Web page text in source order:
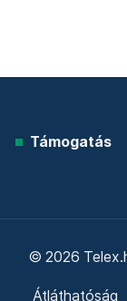
Támogatás
© 2026
Átláthatóság